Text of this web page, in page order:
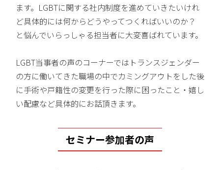
ます。LGBTに関する社内制度を進めていきたいけれ
ど具体的には何からどうやってつくればいいのか？
と悩んでいらっしゃる担当者に大変喜ばれています。
LGBT当事者の声のコーナーではトランスジェンダー
の方に働いてきた職場の中でカミングアウトをした後
に手術や戸籍性の変更を行った際に困ったこと・嬉し
い配慮など具体的にお話頂きます。
セミナー参加者の声